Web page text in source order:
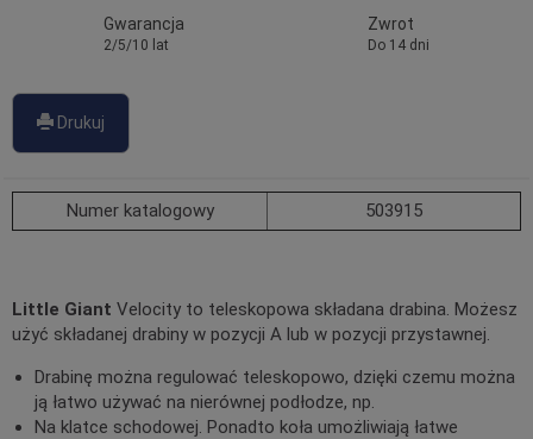
Gwarancja
2/5/10 lat
Zwrot
Do 14 dni
Drukuj
Numer katalogowy 503915
Little Giant Velocity to teleskopowa składana drabina. Możesz
użyć składanej drabiny w pozycji A lub w pozycji przystawnej.
Drabinę można regulować teleskopowo, dzięki czemu można
ją łatwo używać na nierównej podłodze, np.
Na klatce schodowej. Ponadto koła umożliwiają łatwe